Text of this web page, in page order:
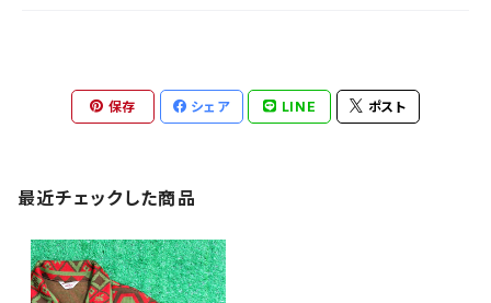
保存 シェア LINE ポスト
最近チェックした商品